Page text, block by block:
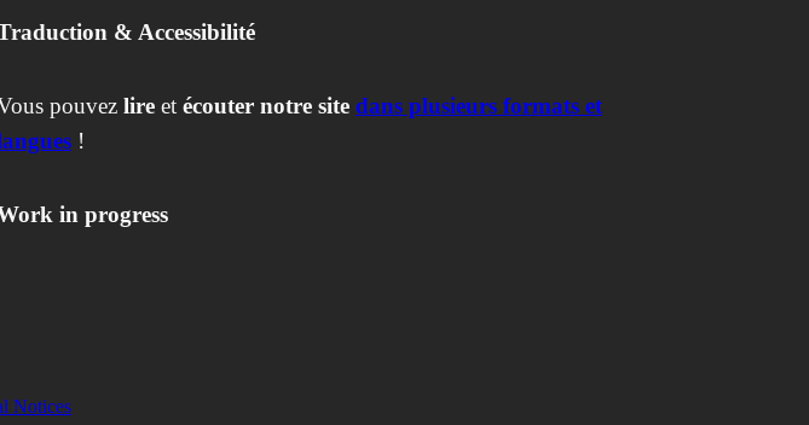
& Accessibilité
pouvez lire et écouter notre site dans plusieurs formats et
!
in progress
Notices